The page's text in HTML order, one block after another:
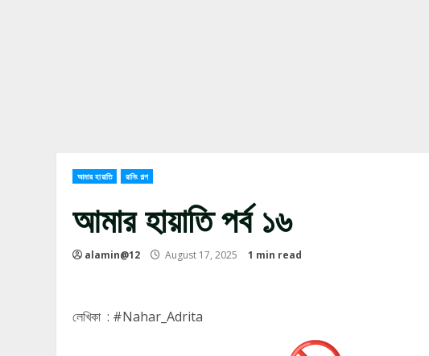
আমার হায়াতি রানিং গল্প
আমার হায়াতি পর্ব ১৬
alamin@12 August 17, 2025 1 min read
লেখিকা : #Nahar_Adrita